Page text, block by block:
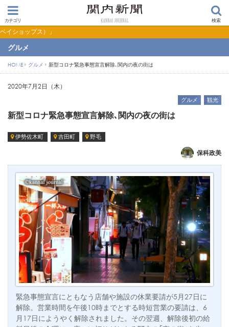
カテゴリ 検索
【PR】横浜の暮らしを便利にするショップ検索サイト「BaySHOPs（ベイショッ
グルメ
HOME グルメ 新型コロナ緊急事態宣言解除､関内の夜の街は
2020年7月2日（木）
新型コロナ緊急事態宣言解除､関内の夜の街は
グルメ 観光
伊勢佐木町 吉田町 野毛
保科政美
緊急事態宣言にともなう店舗や施設の休業要請が5月27日に
解除。営業時間を午後10時までとする時短営業の要請は、6
月17日にようやく解除されました。その翌週、解除後初の給